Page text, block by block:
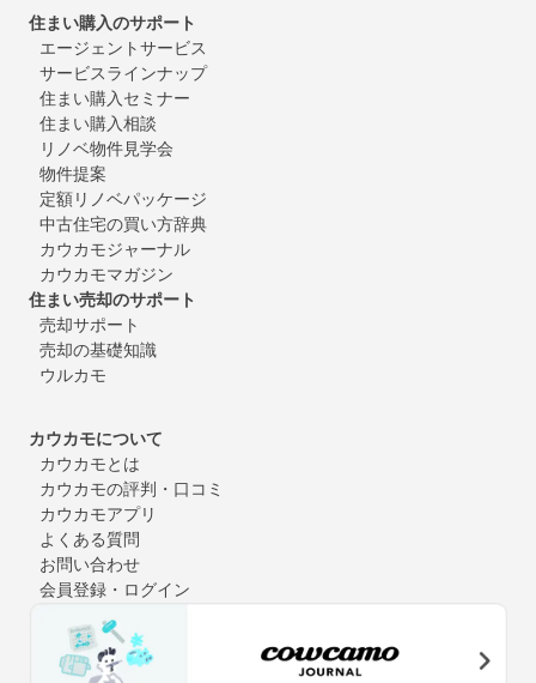
住まい購入のサポート
エージェントサービス
サービスラインナップ
住まい購入セミナー
住まい購入相談
リノベ物件見学会
物件提案
定額リノベパッケージ
中古住宅の買い方辞典
カウカモジャーナル
カウカモマガジン
住まい売却のサポート
売却サポート
売却の基礎知識
ウルカモ
カウカモについて
カウカモとは
カウカモの評判・口コミ
カウカモアプリ
よくある質問
お問い合わせ
会員登録・ログイン